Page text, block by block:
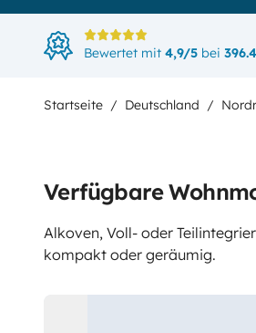
Bewertet mit 4,9/5 bei
Startseite Deutschland
Verfügbare
Alkoven, Voll- oder
kompakt oder geräumig.